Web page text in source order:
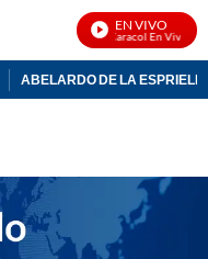
EN VIVO
Noticias Caracol En Vivo
ABELARDO DE LA